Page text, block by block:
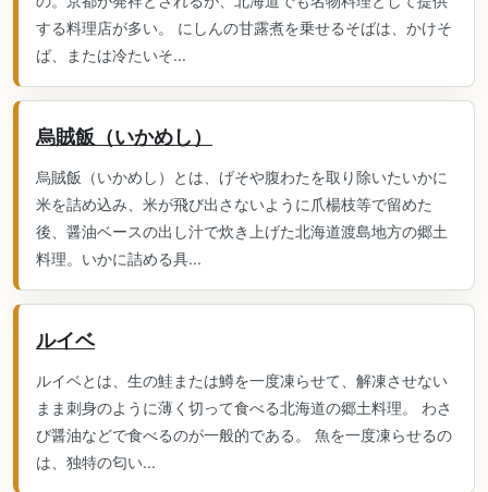
する料理店が多い。 にしんの甘露煮を乗せるそばは、かけそ
ば、または冷たいそ...
烏賊飯（いかめし）
烏賊飯（いかめし）とは、げそや腹わたを取り除いたいかに
米を詰め込み、米が飛び出さないように爪楊枝等で留めた
後、醤油ベースの出し汁で炊き上げた北海道渡島地方の郷土
料理。いかに詰める具...
ルイベ
ルイベとは、生の鮭または鱒を一度凍らせて、解凍させない
まま刺身のように薄く切って食べる北海道の郷土料理。 わさ
び醤油などで食べるのが一般的である。 魚を一度凍らせるの
は、独特の匂い...